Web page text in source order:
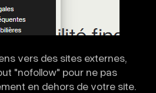
vers des sites externes,
"nofollow" pour ne pas
en dehors de votre site.